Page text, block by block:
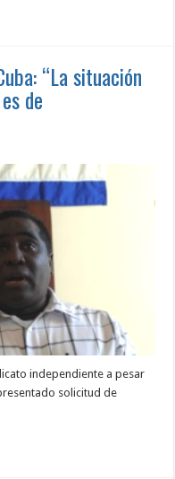
“La situación
de
independiente a pesar
solicitud de